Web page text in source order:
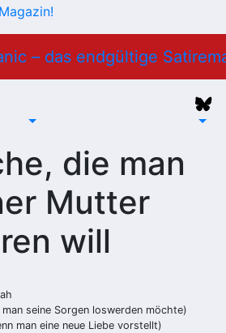
die man
Mutter
will
man seine Sorgen loswerden möchte)
man eine neue Liebe vorstellt)